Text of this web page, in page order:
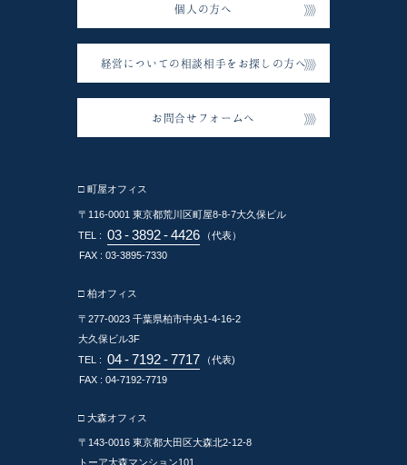
個人の方へ
経営についての相談相手をお探しの方へ
お問合せフォームへ
□ 町屋オフィス
〒116-0001 東京都荒川区町屋8-8-7大久保ビル
TEL : 03 - 3892 - 4426
（代表）
FAX : 03-3895-7330
□ 柏オフィス
〒277-0023 千葉県柏市中央1-4-16-2
大久保ビル3F
TEL : 04 - 7192 - 7717
（代表)
FAX : 04-7192-7719
□ 大森オフィス
〒143-0016 東京都大田区大森北2-12-8
トーア大森マンション101